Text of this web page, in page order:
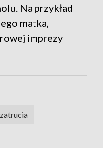
Na przykład
matka,
imprezy